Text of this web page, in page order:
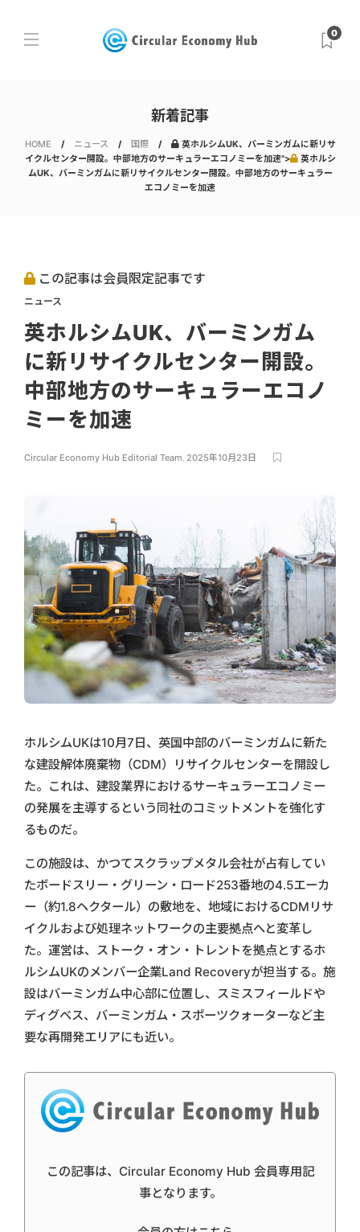
0
新着記事
HOME ニュース 国際
英ホルシムUK、バーミンガムに新リサ
イクルセンター開設。中部地方のサーキュラーエコノミーを加速">
英ホルシ
ムUK、バーミンガムに新リサイクルセンター開設。中部地方のサーキュラー
エコノミーを加速
この記事は会員限定記事です
ニュース
英ホルシムUK、バーミンガム
に新リサイクルセンター開設。
中部地方のサーキュラーエコノ
ミーを加速
Circular Economy Hub Editorial Team, 2025年10月23日
ホルシムUKは10月7日、英国中部のバーミンガムに新た
な建設解体廃棄物（CDM）リサイクルセンターを開設し
た。これは、建設業界におけるサーキュラーエコノミー
の発展を主導するという同社のコミットメントを強化す
るものだ。
この施設は、かつてスクラップメタル会社が占有してい
たボードスリー・グリーン・ロード253番地の4.5エーカ
ー（約1.8ヘクタール）の敷地を、地域におけるCDMリサ
イクルおよび処理ネットワークの主要拠点へと変革し
た。運営は、ストーク・オン・トレントを拠点とするホ
ルシムUKのメンバー企業Land Recoveryが担当する。施
設はバーミンガム中心部に位置し、スミスフィールドや
ディグベス、バーミンガム・スポーツクォーターなど主
要な再開発エリアにも近い。
この記事は、Circular Economy Hub 会員専用記
事となります。